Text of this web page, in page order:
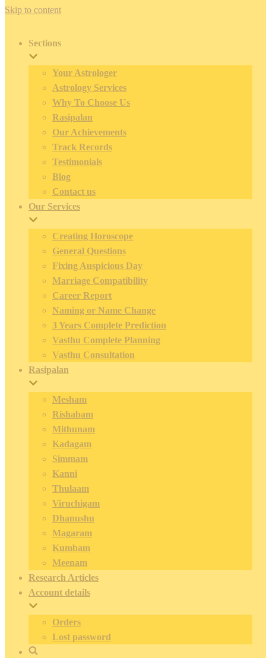
Skip to content
Sections
Your Astrologer
Astrology Services
Why To Choose Us
Rasipalan
Our Achievements
Track Records
Testimonials
Blog
Contact us
Our Services
Creating Horoscope
General Questions
Fixing Auspicious Day
Marriage Compatibility
Career Report
Naming or Name Change
3 Years Complete Prediction
Vasthu Complete Planning
Vasthu Consultation
Rasipalan
Mesham
Rishabam
Mithunam
Kadagam
Simmam
Kanni
Thulaam
Viruchigam
Dhanushu
Magaram
Kumbam
Meenam
Research Articles
Account details
Orders
Lost password